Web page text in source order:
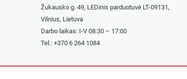
Žukausko g. 49, LEDinis parduotuvė LT-09131,
Vilnius, Lietuva
Darbo laikas: I-V 08:30 – 17:00
Tel.: +370 6 264 1084